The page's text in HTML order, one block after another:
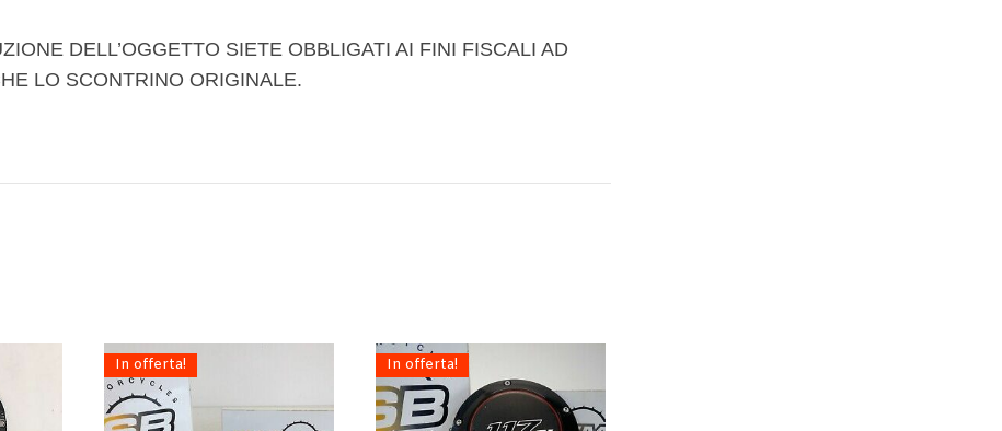
DELL’OGGETTO SIETE OBBLIGATI AI FINI FISCALI AD
LO SCONTRINO ORIGINALE.
In offerta! In offerta!